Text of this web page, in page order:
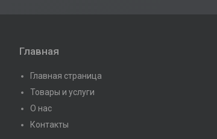
Главная
Главная страница
Товары и услуги
О нас
Контакты